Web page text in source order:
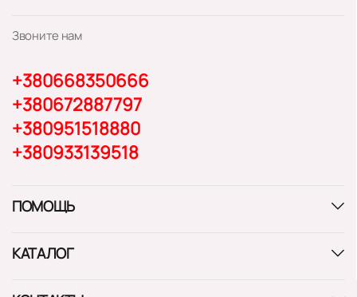
Звоните нам
+380668350666
+380672887797
+380951518880
+380933139518
ПОМОЩЬ
КАТАЛОГ